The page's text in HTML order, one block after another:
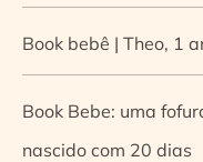
Book bebê | Theo, 1
Book Bebe: uma
nascido com 20 dias